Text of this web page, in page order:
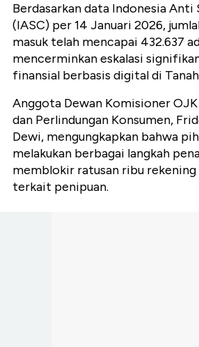
Berdasarkan data Indonesia
(IASC) per 14 Januari 2026,
masuk telah mencapai 432.637
mencerminkan eskalasi
finansial berbasis digital di
Anggota Dewan Komisioner OJK
dan Perlindungan Konsumen,
Dewi, mengungkapkan bahwa
melakukan berbagai langkah
memblokir ratusan ribu
terkait penipuan.